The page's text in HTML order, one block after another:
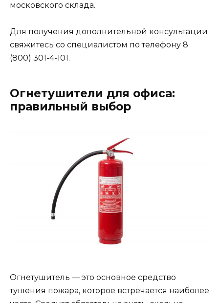
московского склада.
Для получения дополнительной консультации
свяжитесь со специалистом по телефону 8
(800) 301-4-101.
Огнетушители для офиса:
правильный выбор
Огнетушитель — это основное средство
тушения пожара, которое встречается наиболее